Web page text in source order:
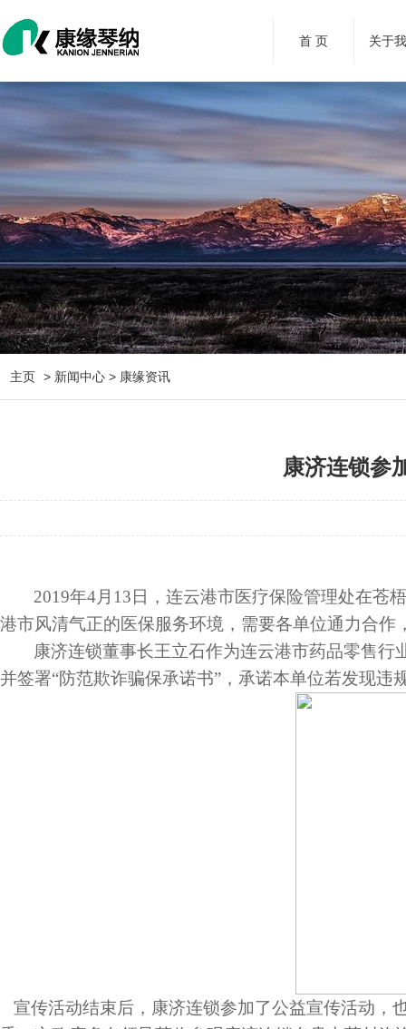
首 页 关于
主页 > 新闻中心 > 康缘资讯
康济连锁参
2019年4月 13 日 ，连云港市医疗保险管理处在苍
港市风清气正的医保服务环境，需要各单位通力合作
康济连锁董事长王立石作为连云港市药品零售
并签署“防范欺诈骗保承诺书”，承诺本单位若发现违
宣传活动结束后，康济连锁参加了公益宣传活动，